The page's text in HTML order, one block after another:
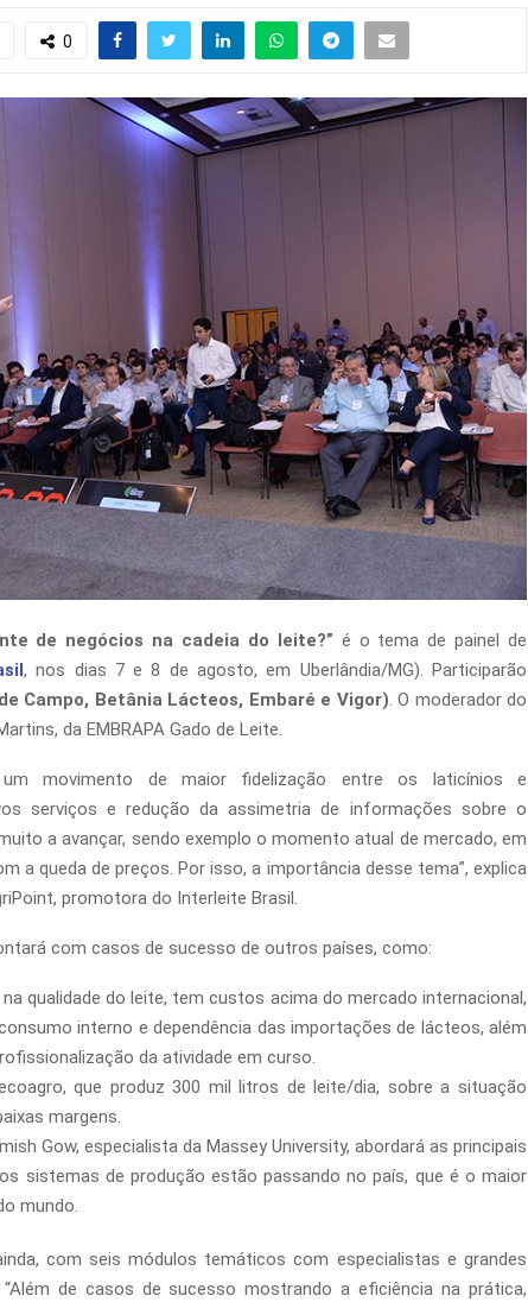
0
de negócios na cadeia do leite?” é o tema de painel de
, nos dias 7 e 8 de agosto, em Uberlândia/MG). Participarão
Campo, Betânia Lácteos, Embaré e Vigor). O moderador do
da EMBRAPA Gado de Leite.
um movimento de maior fidelização entre os laticínios e
serviços e redução da assimetria de informações sobre o
a avançar, sendo exemplo o momento atual de mercado, em
a queda de preços. Por isso, a importância desse tema”, explica
promotora do Interleite Brasil.
com casos de sucesso de outros países, como:
qualidade do leite, tem custos acima do mercado internacional,
interno e dependência das importações de lácteos, além
da atividade em curso.
que produz 300 mil litros de leite/dia, sobre a situação
margens.
Gow, especialista da Massey University, abordará as principais
sistemas de produção estão passando no país, que é o maior
mundo.
com seis módulos temáticos com especialistas e grandes
de casos de sucesso mostrando a eficiência na prática,